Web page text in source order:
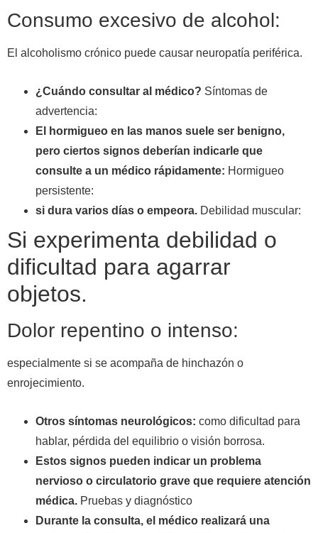
Consumo excesivo de alcohol:
El alcoholismo crónico puede causar neuropatía periférica.
¿Cuándo consultar al médico? Síntomas de
advertencia:
El hormigueo en las manos suele ser benigno,
pero ciertos signos deberían indicarle que
consulte a un médico rápidamente: Hormigueo
persistente:
si dura varios días o empeora. Debilidad muscular:
Si experimenta debilidad o
dificultad para agarrar
objetos.
Dolor repentino o intenso:
especialmente si se acompaña de hinchazón o
enrojecimiento.
Otros síntomas neurológicos: como dificultad para
hablar, pérdida del equilibrio o visión borrosa.
Estos signos pueden indicar un problema
nervioso o circulatorio grave que requiere atención
médica. Pruebas y diagnóstico
Durante la consulta, el médico realizará una